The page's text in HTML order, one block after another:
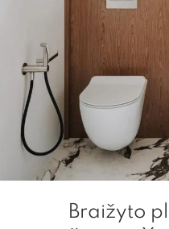
Braižyto